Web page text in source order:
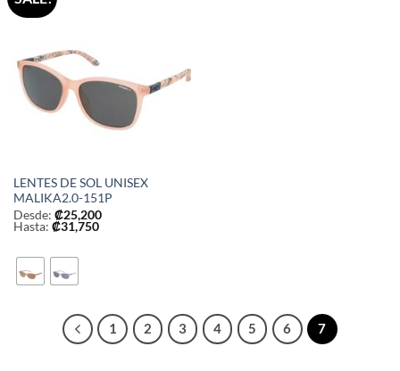
LENTES DE SOL UNISEX
MALIKA2.0-151P
Desde: ₡25,200
Hasta: ₡31,750
1 2 3 4 5 6 7